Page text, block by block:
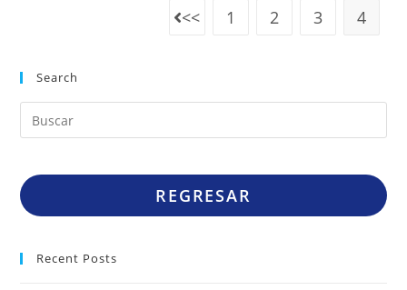
1 2 3 4
Search
REGRESAR
Recent Posts